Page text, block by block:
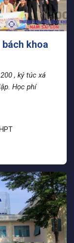
khoa
, ký túc xá
Học phí